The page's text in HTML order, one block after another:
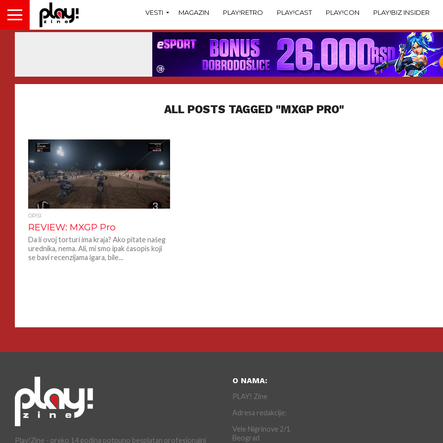
VESTI MAGAZIN PLAY!RETRO PLAY!CAST PLAY!CON PLAY!BIZ INSIDER
ALL POSTS TAGGED "MXGP PRO"
OPISI
REVIEW: MXGP Pro
Da li ovoj torturi ima kraja? Ako pitate našeg
urednika, nema. Ali, mi smo ipak časopis koji
se bavi recenzijama igara, bile...
Play!Zine - preko 14 godina potpuno besplatan profesionalni
O NAMA:
PLAY! Zine
Adresa redakcije:
Vele Nigrinove 2/1
Beograd